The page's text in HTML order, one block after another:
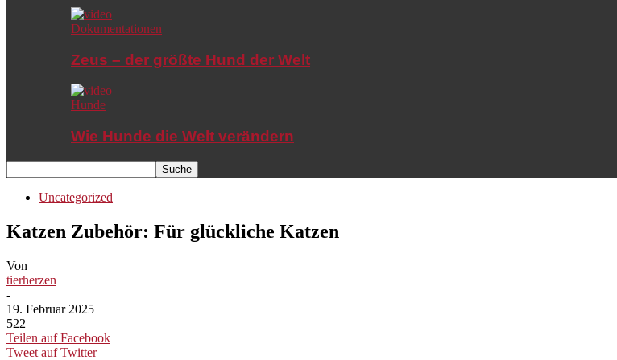
Dokumentationen
Zeus – der größte Hund der Welt
Hunde
Wie Hunde die Welt verändern
Uncategorized
Katzen Zubehör: Für glückliche Katzen
Von
tierherzen
-
19. Februar 2025
522
Teilen auf Facebook
Tweet auf Twitter